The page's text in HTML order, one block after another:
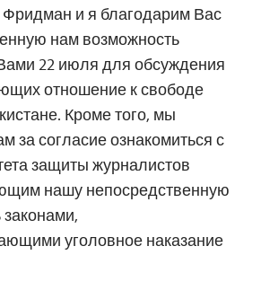
и я благодарим Вас
нам возможность
22 июля для обсуждения
отношение к свободе
Кроме того, мы
за согласие ознакомиться с
защиты журналистов
нашу непосредственную
законами,
уголовное наказание